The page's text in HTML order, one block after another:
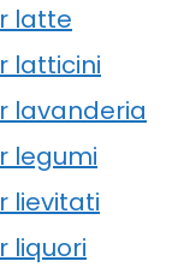
latte
latticini
lavanderia
legumi
lievitati
liquori